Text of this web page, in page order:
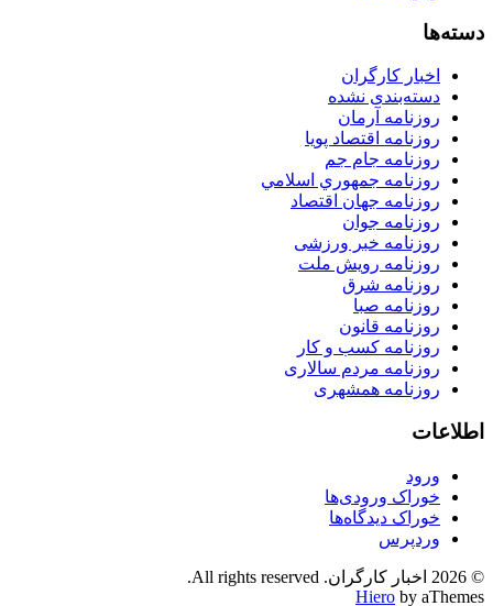
دسته‌ها
اخبار کارگران
دسته‌بندی نشده
روزنامه آرمان
روزنامه اقتصاد پویا
روزنامه جام جم
روزنامه جمهوري اسلامي
روزنامه جهان اقتصاد
روزنامه جوان
روزنامه خبر ورزشى
روزنامه رویش ملت
روزنامه شرق
روزنامه صبا
روزنامه قانون
روزنامه كسب و كار
روزنامه مردم سالاری
روزنامه همشهری
اطلاعات
ورود
خوراک ورودی‌ها
خوراک دیدگاه‌ها
وردپرس
© 2026 اخبار کارگران. All rights reserved.
Hiero by aThemes